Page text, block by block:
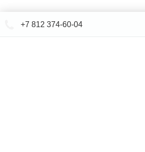
+7 812 374-60-04